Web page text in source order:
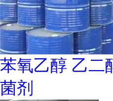
苯氧乙醇 乙二
菌剂